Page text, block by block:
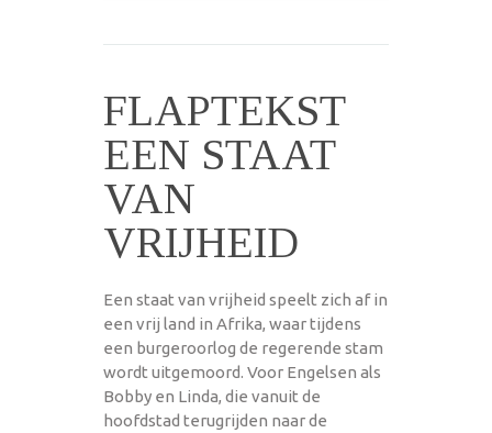
FLAPTEKST
EEN STAAT
VAN
VRIJHEID
Een staat van vrijheid speelt zich af in
een vrij land in Afrika, waar tijdens
een burgeroorlog de regerende stam
wordt uitgemoord. Voor Engelsen als
Bobby en Linda, die vanuit de
hoofdstad terugrijden naar de